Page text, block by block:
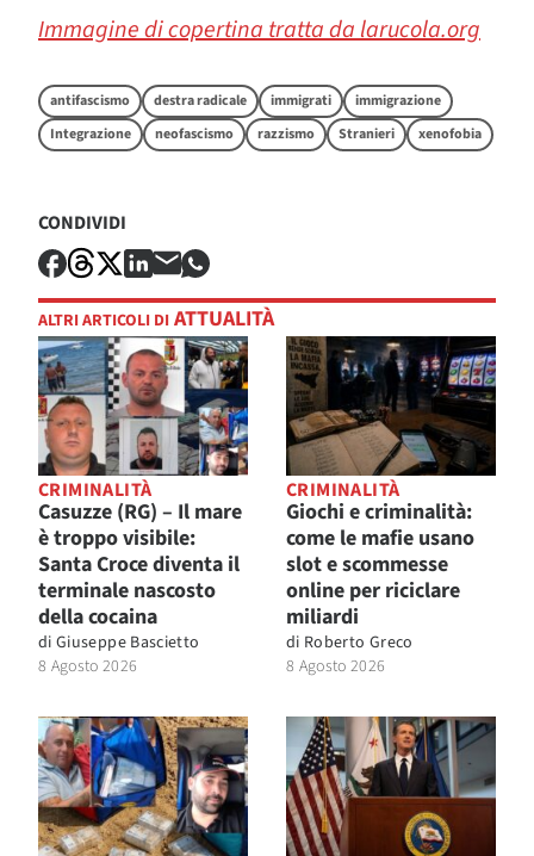
Immagine di copertina tratta da larucola.org
antifascismo destra radicale immigrati
immigrazione
Integrazione
neofascismo razzismo Stranieri xenofobia
CONDIVIDI
ALTRI ARTICOLI DI ATTUALITÀ
CRIMINALITÀ
Casuzze (RG) – Il mare
è troppo visibile:
Santa Croce diventa il
terminale nascosto
della cocaina
di Giuseppe Bascietto
8 Agosto 2026
CRIMINALITÀ
Giochi e criminalità:
come le mafie usano
slot e scommesse
online per riciclare
miliardi
di Roberto Greco
8 Agosto 2026